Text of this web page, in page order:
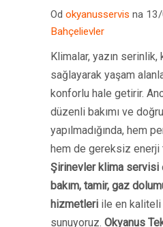
Od okyanusservis na
Bahçelievler
Klimalar, yazın serinlik,
sağlayarak yaşam
konforlu hale getirir.
düzenli bakımı ve
yapılmadığında, hem
hem de gereksiz enerji
Şirinevler klima servisi
bakım, tamir, gaz
hizmetleri ile en
sunuyoruz. Okyanus